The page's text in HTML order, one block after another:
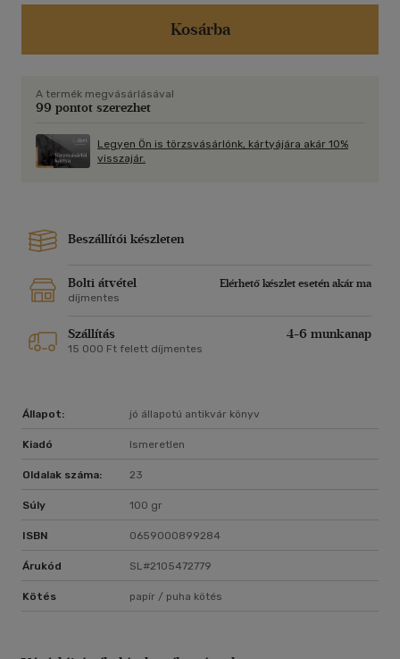
Kosárba
A termék megvásárlásával
99 pontot szerezhet
Legyen Ön is törzsvásárlónk, kártyájára akár 10%
visszajár.
Beszállítói készleten
Bolti átvétel
Elérhető készlet esetén akár ma
díjmentes
Szállítás 4-6 munkanap
15 000 Ft felett díjmentes
Állapot: jó állapotú antikvár könyv
Kiadó Ismeretlen
Oldalak száma: 23
Súly 100 gr
ISBN 0659000899284
Árukód SL#2105472779
Kötés papír / puha kötés